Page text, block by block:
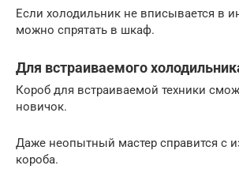
Если холодильник не вписывается в
можно спрятать в шкаф.
Для встраиваемого
Короб для встраиваемой техники
новичок.
Даже неопытный мастер справится с
короба.